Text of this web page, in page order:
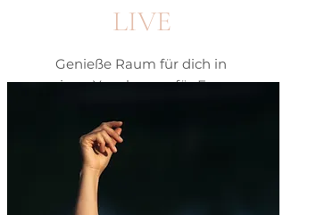
LIVE
Genieße Raum für dich in
meinen Yogakursen für Frauen